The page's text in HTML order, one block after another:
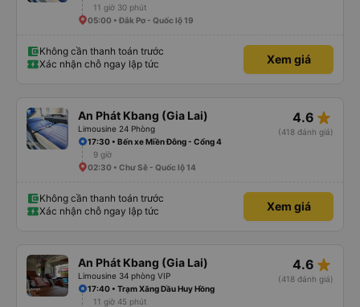
11 giờ 30 phút
05:00 • Đắk Pơ - Quốc lộ 19
Không cần thanh toán trước
Xác nhận chỗ ngay lập tức
Xem giá
An Phát Kbang (Gia Lai)
Limousine 24 Phòng
4.6 star_rate
(418 đánh giá)
17:30 • Bến xe Miền Đông - Cổng 4
9 giờ
02:30 • Chư Sê - Quốc lộ 14
Không cần thanh toán trước
Xác nhận chỗ ngay lập tức
Xem giá
An Phát Kbang (Gia Lai)
Limousine 34 phòng VIP
4.6 star_rate
(418 đánh giá)
17:40 • Trạm Xăng Dầu Huy Hồng
11 giờ 45 phút